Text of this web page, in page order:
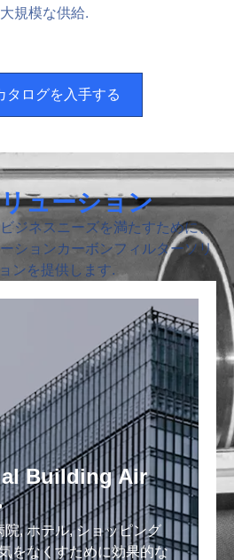
規模な供給.
タログを入手する
ューション
ジネスニーズを満たすために、
ションカーボンフィルターソリ
ンを提供します.
Building Air
院, ホテル, ショッピング
をなくすために効果的な